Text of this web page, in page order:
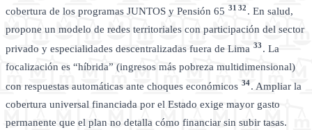
cobertura de los programas JUNTOS y Pensión 65 31 32 . En salud,
propone un modelo de redes territoriales con participación del sector
privado y especialidades descentralizadas fuera de Lima 33 . La
focalización es “híbrida” (ingresos más pobreza multidimensional)
con respuestas automáticas ante choques económicos 34. Ampliar la
cobertura universal financiada por el Estado exige mayor gasto
permanente que el plan no detalla cómo financiar sin subir tasas.